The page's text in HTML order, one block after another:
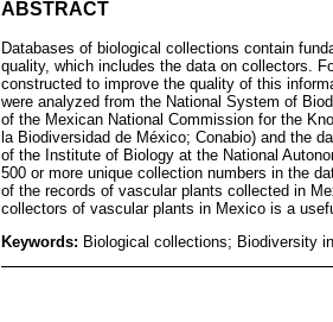
ABSTRACT
Databases of biological collections contain
quality, which includes the data on collectors.
constructed to improve the quality of this
were analyzed from the National System of
of the Mexican National Commission for the
la Biodiversidad de México; Conabio) and the
of the Institute of Biology at the National
500 or more unique collection numbers in the
of the records of vascular plants collected in
collectors of vascular plants in Mexico is a
Keywords: Biological collections; Biodiversity